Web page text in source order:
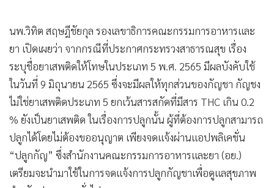
• News1
• Gotomanager
นพ.วิทิต สฤษฎีชัยกุล รองเลขาธิการคณะกรรมการอาหารและ
ยา เปิดเผยว่า จากกรณีที่ประกาศกระทรวงสาธารณสุข เรื่อง
ระบุชื่อยาเสพติดให้โทษในประเภท 5 พ.ศ. 2565 มีผลบังคับใช้
ในวันที่ 9 มิถุนายน 2565 ซึ่งจะมีผลให้ทุกส่วนของกัญชา กัญชง
ไม่ใช่ยาเสพติดประเภท 5 ยกเว้นสารสกัดที่มีสาร THC เกิน 0.2
% ยังเป็นยาเสพติด ในเรื่องการปลูกนั้น ผู้ที่ต้องการปลูกสามารถ
ปลูกได้โดยไม่ต้องขออนุญาต เพียงจดแจ้งผ่านแอปพลิเคชั่น
“ปลูกกัญ” ซึ่งสำนักงานคณะกรรมการอาหารและยา (อย.)
เตรียมจะนำมาใช้ในการจดแจ้งการปลูกกัญชาเพื่อดูแลสุขภาพ